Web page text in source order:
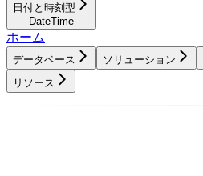
日付と時刻型
DateTime
ホーム
データベース ソリューション
リソース